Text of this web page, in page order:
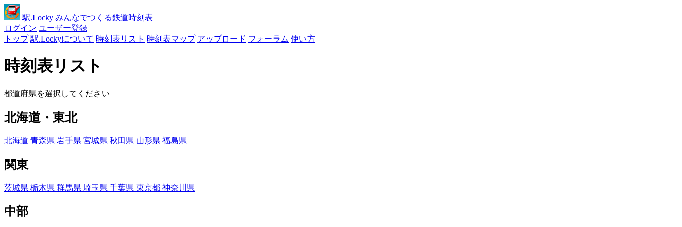
駅.Locky みんなでつくる鉄道時刻表
ログイン ユーザー登録
トップ 駅.Lockyについて 時刻表リスト 時刻表マップ アップロード フォーラム 使い方
時刻表リスト
都道府県を選択してください
北海道・東北
北海道 青森県 岩手県 宮城県 秋田県 山形県 福島県
関東
茨城県 栃木県 群馬県 埼玉県 千葉県 東京都 神奈川県
中部